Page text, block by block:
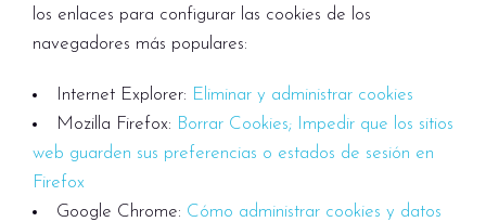
los enlaces para configurar las cookies de los
navegadores más populares:
Internet Explorer: Eliminar y administrar cookies
Mozilla Firefox: Borrar Cookies; Impedir que los sitios
web guarden sus preferencias o estados de sesión en
Firefox
Google Chrome: Cómo administrar cookies y datos